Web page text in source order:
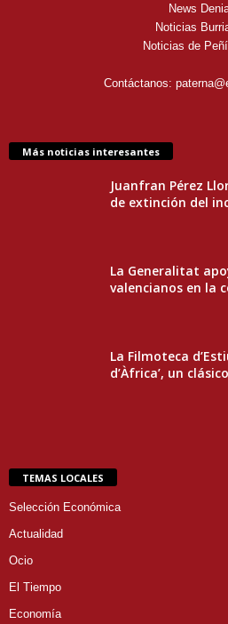
News
Noticias
Noticias de
Contáctanos:
Más noticias interesantes
Juanfran Pérez
de extinción del
La Generalitat
valencianos en la
La Filmoteca
d’Àfrica’, un
TEMAS LOCALES
Selección Económica
Actualidad
Ocio
El Tiempo
Economía